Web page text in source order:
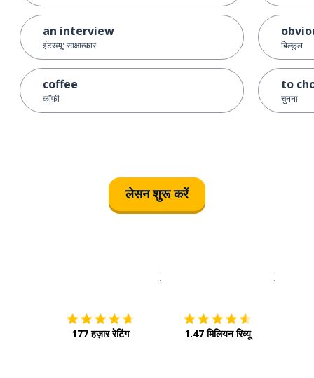
an interview
इंटरव्यू; साक्षात्कार
coffee
कॉफ़ी
बिल्कुल
to
चुनना
लेसन शुरू करें
इस पर डाउनलोड करें ऐप स्टोर
177 हज़ार रेटिंग
इसे चालू
1.47 मिलियन रिव्यू